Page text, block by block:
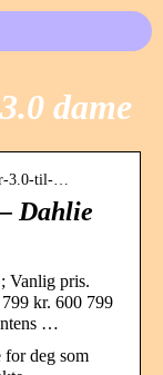
dame
3.0-til-…
Dahlie
Vanlig pris.
kr. 600 799
…
for deg som